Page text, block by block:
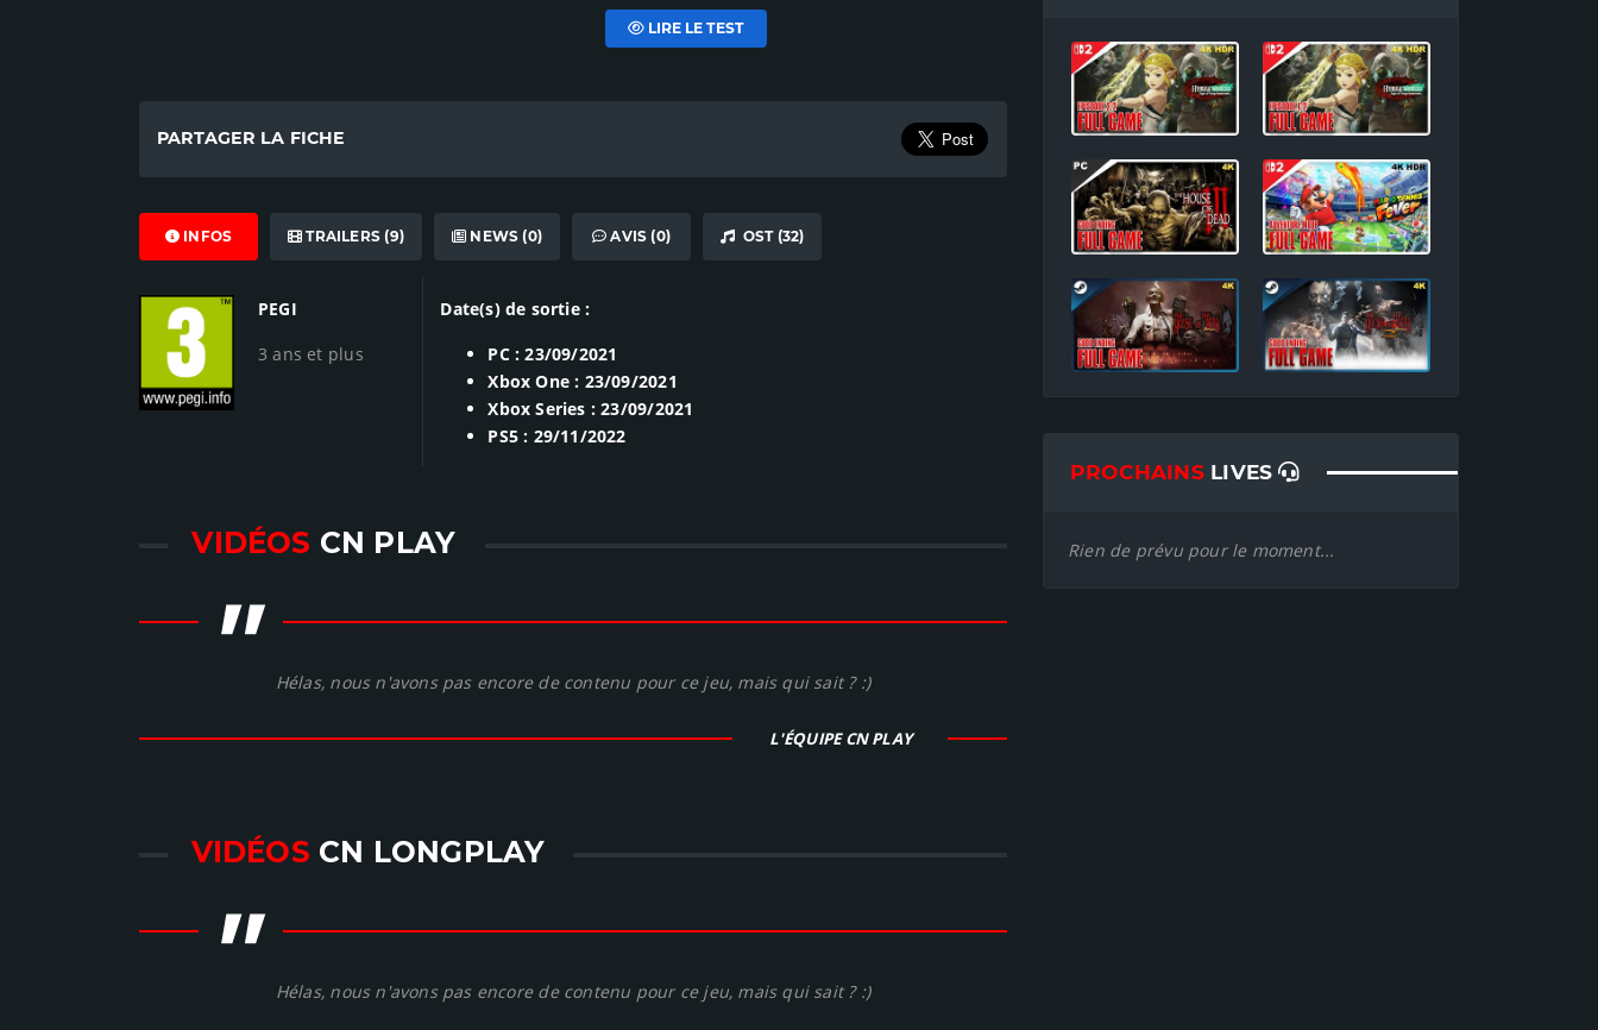
LIRE LE TEST
PARTAGER LA FICHE
INFOS TRAILERS (9) NEWS (0) AVIS (0) OST (32)
PEGI
3 ans et plus
Date(s) de sortie :
PC : 23/09/2021
Xbox One : 23/09/2021
Xbox Series : 23/09/2021
PS5 : 29/11/2022
VIDÉOS CN PLAY
" Hélas, nous n'avons pas encore de contenu pour ce jeu, mais qui sait ? :)
L'ÉQUIPE CN PLAY
VIDÉOS CN LONGPLAY
" Hélas, nous n'avons pas encore de contenu pour ce jeu, mais qui sait ? :)
PROCHAINSLIVES
Rien de prévu pour le moment...